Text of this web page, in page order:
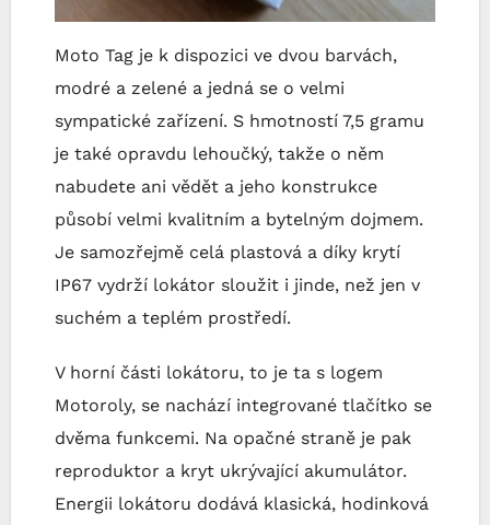
Moto Tag je k dispozici ve dvou barvách,
modré a zelené a jedná se o velmi
sympatické zařízení. S hmotností 7,5 gramu
je také opravdu lehoučký, takže o něm
nabudete ani vědět a jeho konstrukce
působí velmi kvalitním a bytelným dojmem.
Je samozřejmě celá plastová a díky krytí
IP67 vydrží lokátor sloužit i jinde, než jen v
suchém a teplém prostředí.
V horní části lokátoru, to je ta s logem
Motoroly, se nachází integrované tlačítko se
dvěma funkcemi. Na opačné straně je pak
reproduktor a kryt ukrývající akumulátor.
Energii lokátoru dodává klasická, hodinková